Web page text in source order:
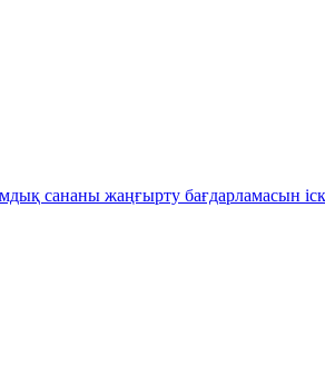
сананы жаңғырту бағдарламасын